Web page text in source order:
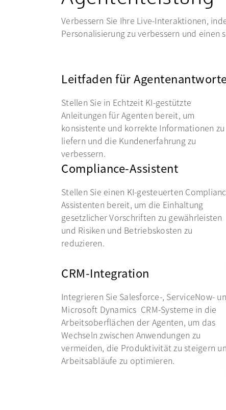
Verbessern Sie Ihre Live-Interaktionen,
Personalisierung zu verbessern und
Leitfaden für
Stellen Sie in Echtzeit KI-gestützte
Anleitungen für Agenten bereit, um
konsistente und korrekte Informationen zu
liefern und die Kundenerfahrung zu
verbessern.
Compliance-Assistent
Stellen Sie einen KI-gesteuerten
Assistenten bereit, um die Einhaltung
gesetzlicher Vorschriften zu gewährleisten
und Risiken und Betriebskosten zu
reduzieren.
CRM-Integration
Integrieren Sie Salesforce-, ServiceNow-
Microsoft Dynamics CRM-Systeme in die
Arbeitsoberflächen der Agenten, um das
Wechseln zwischen Anwendungen zu
vermeiden, die Produktivität zu steigern
Arbeitsabläufe zu optimieren.